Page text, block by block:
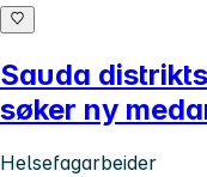
Sauda
søker ny
Helsefagarbeider